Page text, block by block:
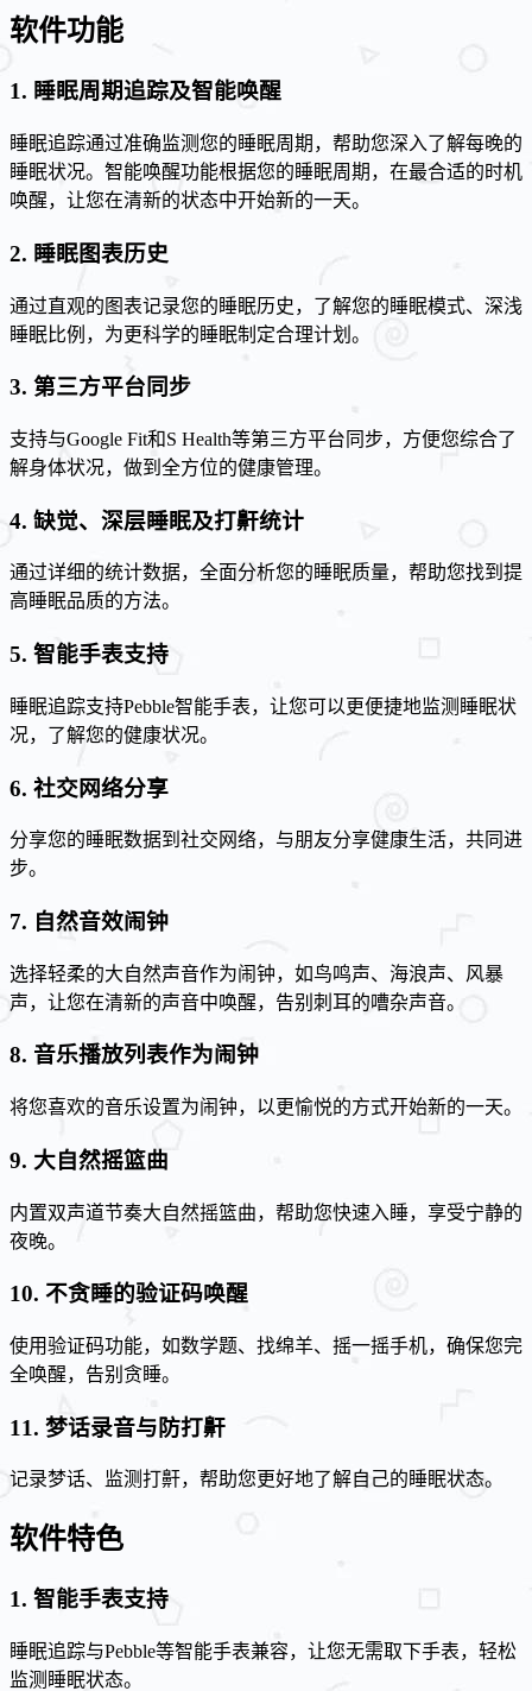
软件功能
1. 睡眠周期追踪及智能唤醒
睡眠追踪通过准确监测您的睡眠周期，帮助您深入了解每晚的
睡眠状况。智能唤醒功能根据您的睡眠周期，在最合适的时机
唤醒，让您在清新的状态中开始新的一天。
2. 睡眠图表历史
通过直观的图表记录您的睡眠历史，了解您的睡眠模式、深浅
睡眠比例，为更科学的睡眠制定合理计划。
3. 第三方平台同步
支持与Google Fit和S Health等第三方平台同步，方便您综合了
解身体状况，做到全方位的健康管理。
4. 缺觉、深层睡眠及打鼾统计
通过详细的统计数据，全面分析您的睡眠质量，帮助您找到提
高睡眠品质的方法。
5. 智能手表支持
睡眠追踪支持Pebble智能手表，让您可以更便捷地监测睡眠状
况，了解您的健康状况。
6. 社交网络分享
分享您的睡眠数据到社交网络，与朋友分享健康生活，共同进
步。
7. 自然音效闹钟
选择轻柔的大自然声音作为闹钟，如鸟鸣声、海浪声、风暴
声，让您在清新的声音中唤醒，告别刺耳的嘈杂声音。
8. 音乐播放列表作为闹钟
将您喜欢的音乐设置为闹钟，以更愉悦的方式开始新的一天。
9. 大自然摇篮曲
内置双声道节奏大自然摇篮曲，帮助您快速入睡，享受宁静的
夜晚。
10. 不贪睡的验证码唤醒
使用验证码功能，如数学题、找绵羊、摇一摇手机，确保您完
全唤醒，告别贪睡。
11. 梦话录音与防打鼾
记录梦话、监测打鼾，帮助您更好地了解自己的睡眠状态。
软件特色
1. 智能手表支持
睡眠追踪与Pebble等智能手表兼容，让您无需取下手表，轻松
监测睡眠状态。